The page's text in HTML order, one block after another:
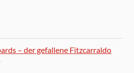
– der gefallene Fitzcarraldo